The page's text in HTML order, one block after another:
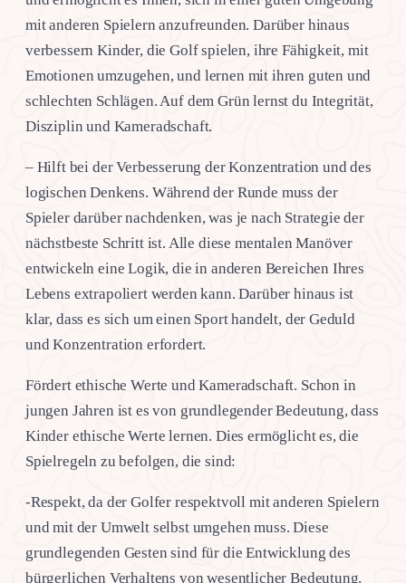
mit anderen Spielern anzufreunden. Darüber hinaus
verbessern Kinder, die Golf spielen, ihre Fähigkeit, mit
Emotionen umzugehen, und lernen mit ihren guten und
schlechten Schlägen. Auf dem Grün lernst du Integrität,
Disziplin und Kameradschaft.
– Hilft bei der Verbesserung der Konzentration und des
logischen Denkens. Während der Runde muss der
Spieler darüber nachdenken, was je nach Strategie der
nächstbeste Schritt ist. Alle diese mentalen Manöver
entwickeln eine Logik, die in anderen Bereichen Ihres
Lebens extrapoliert werden kann. Darüber hinaus ist
klar, dass es sich um einen Sport handelt, der Geduld
und Konzentration erfordert.
Fördert ethische Werte und Kameradschaft. Schon in
jungen Jahren ist es von grundlegender Bedeutung, dass
Kinder ethische Werte lernen. Dies ermöglicht es, die
Spielregeln zu befolgen, die sind:
-Respekt, da der Golfer respektvoll mit anderen Spielern
und mit der Umwelt selbst umgehen muss. Diese
grundlegenden Gesten sind für die Entwicklung des
bürgerlichen Verhaltens von wesentlicher Bedeutung.